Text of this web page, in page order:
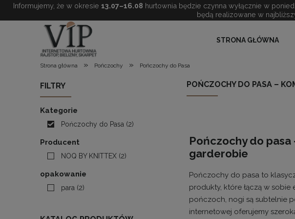
Informujemy, że w okresie 13.07–16.08 hurtownia będzie czynna wyłącznie w
będą realizowane w
STRONA GŁÓWNA
Strona główna » Pończochy » Pończochy do Pasa
FILTRY
Kategorie
Pończochy do Pasa (2)
Producent
NOQ BY KNITTEX (2)
opakowanie
para (2)
POŃCZOCHY DO PASA –
Pończochy do
garderobie
Pończochy do pasa to
produkty, które łączą w
pończoch, nogi są subtelnie
internetowej oferujemy